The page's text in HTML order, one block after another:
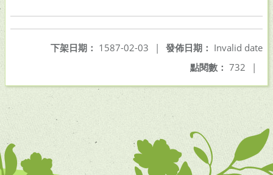
發佈日期： Invalid date
下架日期： 1587-02-03
|
點閱數： 732 |